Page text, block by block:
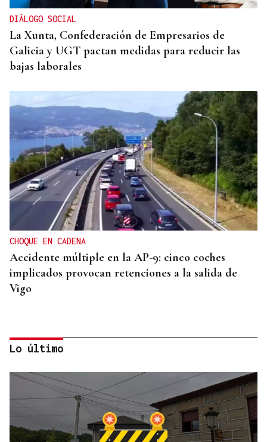
DIÁLOGO SOCIAL
La Xunta, Confederación de Empresarios de
Galicia y UGT pactan medidas para reducir las
bajas laborales
CHOQUE EN CADENA
Accidente múltiple en la AP-9: cinco coches
implicados provocan retenciones a la salida de
Vigo
Lo último